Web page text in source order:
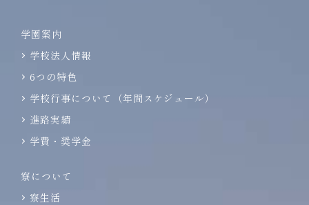
学園案内
学校法人情報
6つの特色
学校行事について（年間スケジュール）
進路実績
学費・奨学金
寮について
寮生活